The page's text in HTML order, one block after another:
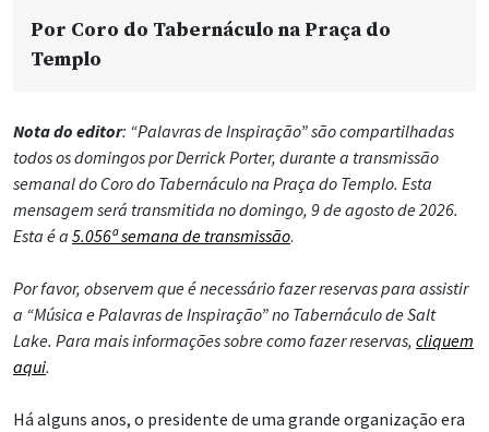
Por Coro do Tabernáculo na Praça do
Templo
Nota do editor: “Palavras de Inspiração” são compartilhadas
todos os domingos por Derrick Porter, durante a transmissão
semanal do Coro do Tabernáculo na Praça do Templo. Esta
mensagem será transmitida no domingo, 9 de agosto de 2026.
Esta é a 5.056ª semana de transmissão.
Por favor, observem que é necessário fazer reservas para assistir
a “Música e Palavras de Inspiração” no Tabernáculo de Salt
Lake. Para mais informações sobre como fazer reservas, cliquem
aqui.
Há alguns anos, o presidente de uma grande organização era